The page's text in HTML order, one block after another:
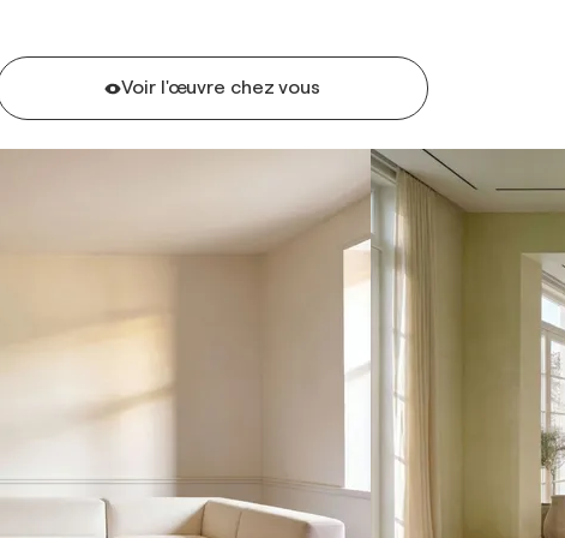
Voir l'œuvre chez vous